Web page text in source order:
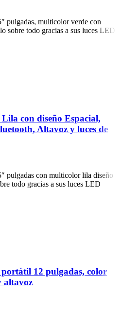
pulgadas, multicolor verde con
sobre todo gracias a sus luces LED
con diseño Espacial,
Altavoz y luces de
pulgadas con multicolor lila diseño
todo gracias a sus luces LED
12 pulgadas, color
altavoz